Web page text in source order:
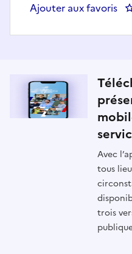
Ajouter aux favoris :
Avec
tous
trois